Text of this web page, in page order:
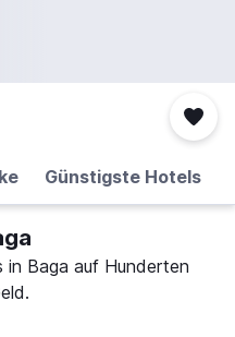
Günstigste Hotels
in Baga auf Hunderten